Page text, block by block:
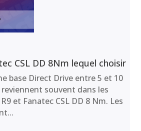
CSL DD 8Nm lequel choisir
base Direct Drive entre 5 et 10
souvent dans les
et Fanatec CSL DD 8 Nm. Les